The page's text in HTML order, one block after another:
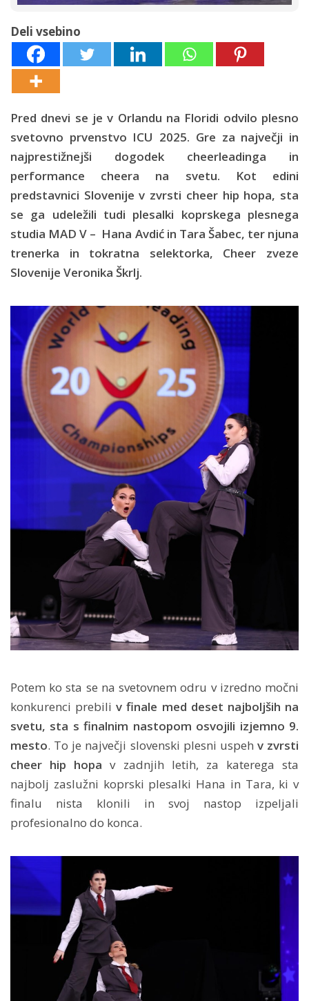
Deli vsebino
Pred dnevi se je v Orlandu na Floridi odvilo plesno
svetovno prvenstvo ICU 2025. Gre za največji in
najprestižnejši dogodek cheerleadinga in
performance cheera na svetu. Kot edini
predstavnici Slovenije v zvrsti cheer hip hopa, sta
se ga udeležili tudi plesalki koprskega plesnega
studia MAD V – Hana Avdić in Tara Šabec, ter njuna
trenerka in tokratna selektorka, Cheer zveze
Slovenije Veronika Škrlj.
Potem ko sta se na svetovnem odru v izredno močni
konkurenci prebiliv finale med deset najboljših na
svetu, sta s finalnim nastopom osvojili izjemno 9.
mesto. To je največji slovenski plesni uspeh v zvrsti
cheer hip hopav zadnjih letih, za katerega sta
najbolj zaslužni koprski plesalki Hana in Tara, ki v
finalu nista klonili in svoj nastop izpeljali
profesionalno do konca.